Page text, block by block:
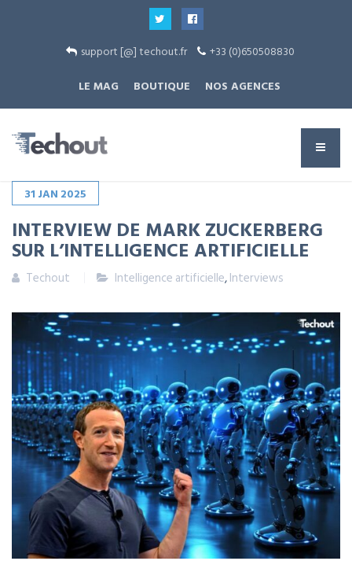
support [@] techout.fr
+33 (0)650508830
LE MAG
BOUTIQUE NOS AGENCES
31 JAN 2025
INTERVIEW DE MARK ZUCKERBERG
SUR L’INTELLIGENCE ARTIFICIELLE
Techout Intelligence artificielle,Interviews